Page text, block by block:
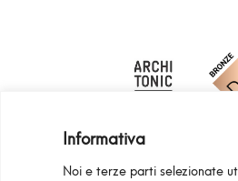
Informativa
Noi e terze parti selezionate